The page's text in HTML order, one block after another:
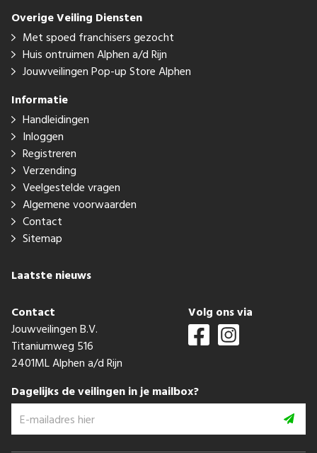
Overige Veiling Diensten
Met spoed franchisers gezocht
Huis ontruimen Alphen a/d Rijn
Jouwveilingen Pop-up Store Alphen
Informatie
Handleidingen
Inloggen
Registreren
Verzending
Veelgestelde vragen
Algemene voorwaarden
Contact
Sitemap
Laatste nieuws
Contact
Jouwveilingen B.V.
Titaniumweg 516
2401ML Alphen a/d Rijn
Volg ons via
Dagelijks de veilingen in je mailbox?